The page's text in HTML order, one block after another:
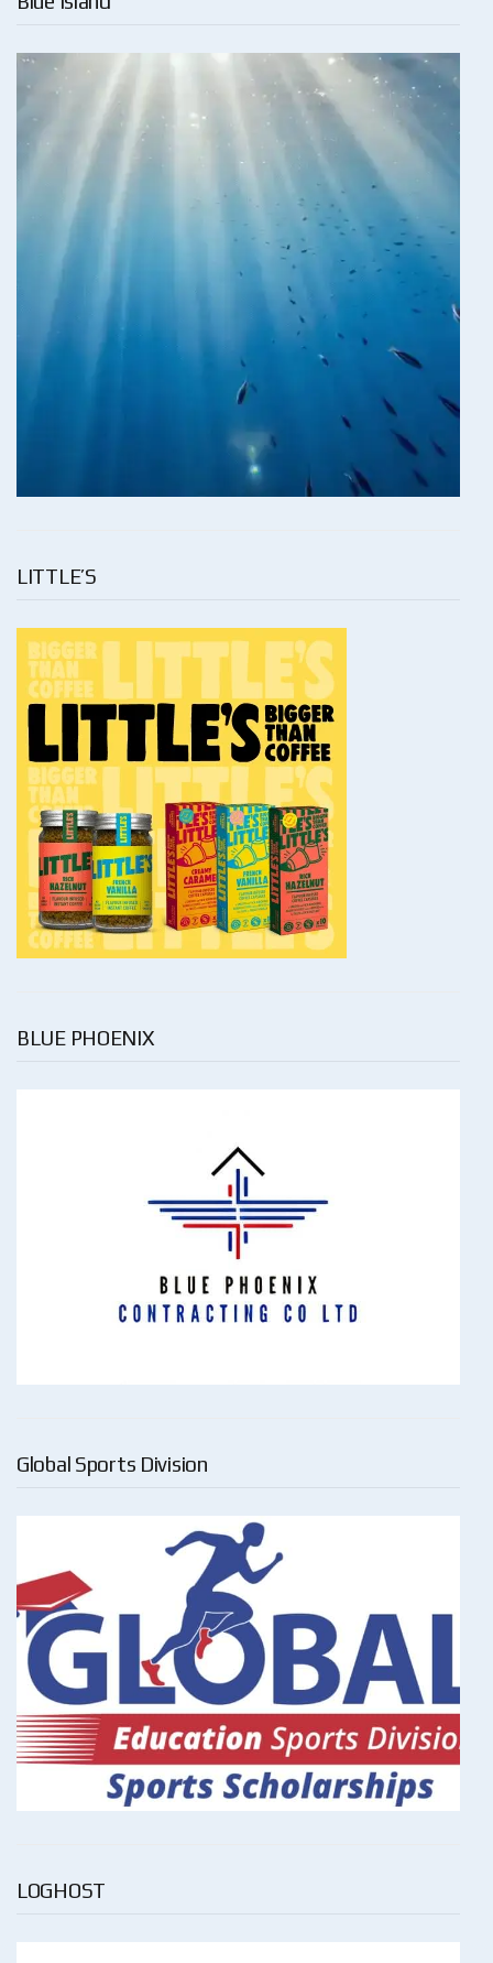
LITTLE’S
BLUE PHOENIX
Global Sports Division
LOGHOST